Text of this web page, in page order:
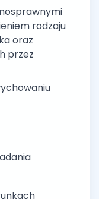
rodzaju
oraz
przez